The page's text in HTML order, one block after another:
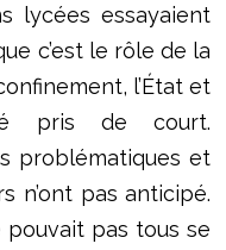
lycées essayaient
c’est le rôle de la
l’État et
pris de court.
problématiques et
n’ont pas anticipé.
pouvait pas tous se